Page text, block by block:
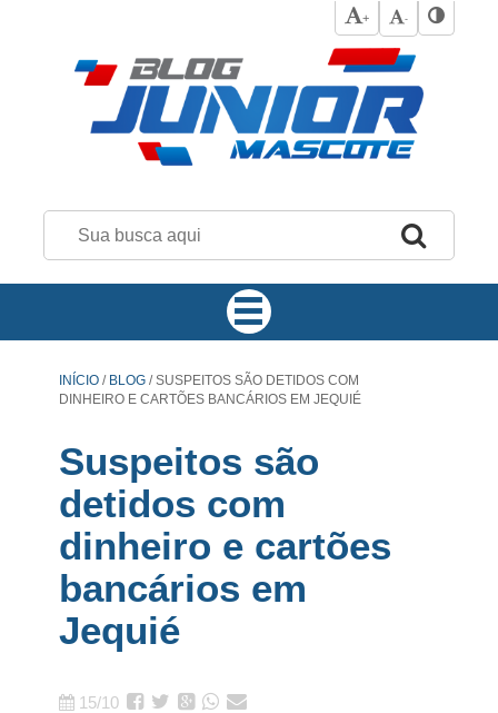
+ -
INÍCIO / BLOG /SUSPEITOS SÃO DETIDOS COM
DINHEIRO E CARTÕES BANCÁRIOS EM JEQUIÉ
Suspeitos são
detidos com
dinheiro e cartões
bancários em
Jequié
15/10